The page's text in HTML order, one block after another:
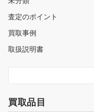
査定のポイント
買取事例
取扱説明書
買取品目